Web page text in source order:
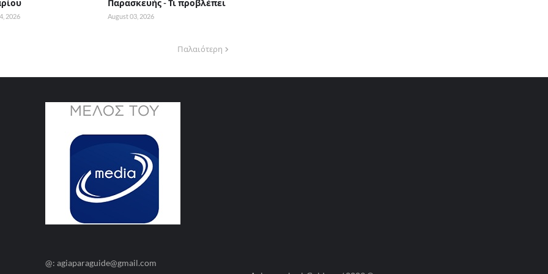
2026
Παρασκευής - Τι προβλέπει
August 03, 2026
Παλαιότερη
@: agiaparaguide@gmail.com